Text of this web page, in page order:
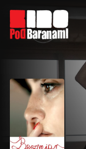
Linki